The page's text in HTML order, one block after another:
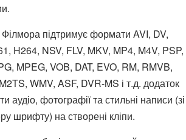
підтримує формати AVI, DV,
H264, NSV, FLV, MKV, MP4, M4V, PSP,
MPEG, VOB, DAT, EVO, RM, RMVB,
WMV, ASF, DVR-MS і т.д. додаток
аудіо, фотографії та стильні написи (зі
шрифту) на створені кліпи.